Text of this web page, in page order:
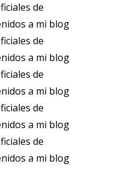
de
a mi blog
de
a mi blog
de
a mi blog
de
a mi blog
de
a mi blog